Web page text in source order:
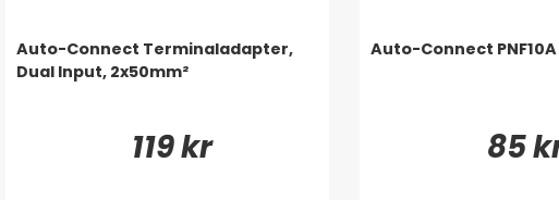
Auto-Connect Terminaladapter,
Dual Input, 2x50mm²
119 kr
Auto-Connect
85